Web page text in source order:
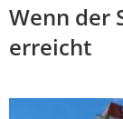
Wenn der
erreicht